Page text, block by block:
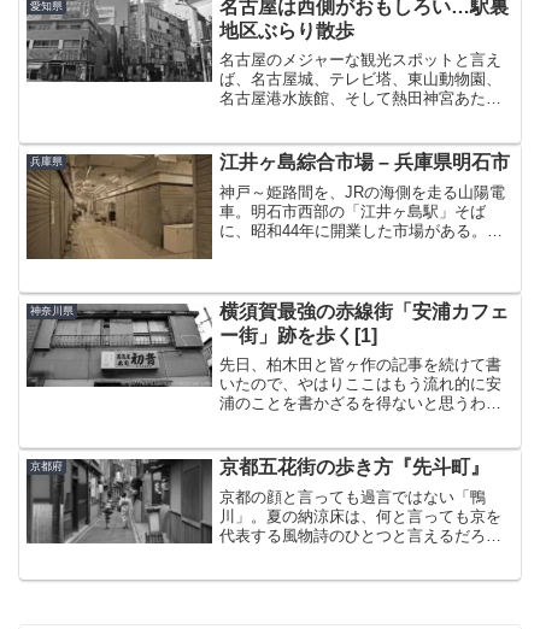
近のことだった。た...
愛知県
名古屋は西側がおもしろい…駅裏
地区ぶらり散歩
名古屋のメジャーな観光スポットと言え
ば、名古屋城、テレビ塔、東山動物園、
名古屋港水族館、そして熱田神宮あたり
の東側に集中している。かく言う筆者自
身も、数えきれないほど...
兵庫県 江井ヶ島綜合市場 – 兵庫県明石市
神戸～姫路間を、JRの海側を走る山陽電
車。明石市西部の「江井ヶ島駅」そば
に、昭和44年に開業した市場がある。そ
街がくっついている。し...
神奈川県
横須賀最強の赤線街「安浦カフェ
ー街」跡を歩く[1]
先日、柏木田と皆ヶ作の記事を続けて書
いたので、やはりここはもう流れ的に安
浦のことを書かざるを得ないと思うわけ
った。訪れたのは、二ヶ所を訪問したち
ょうど一週間後。まさか二...
京都府 京都五花街の歩き方『先斗町』
京都の顔と言っても過言ではない「鴨
川」。夏の納涼床は、何と言っても京を
代表する風物詩のひとつと言えるだろ